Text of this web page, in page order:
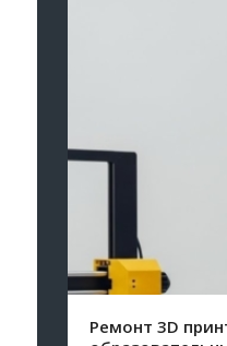
Ремонт 3D